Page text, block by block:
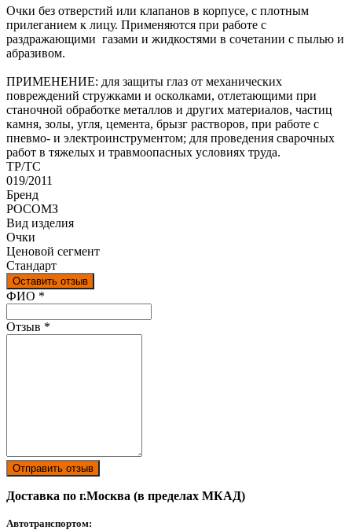
Очки без отверстий или клапанов в корпусе, с плотным
прилеганием к лицу. Применяются при работе с
раздражающими газами и жидкостями в сочетании с пылью и
абразивом.
ПРИМЕНЕНИЕ: для защиты глаз от механических
повреждений стружками и осколками, отлетающими при
станочной обработке металлов и других материалов, частиц
камня, золы, угля, цемента, брызг растворов, при работе с
пневмо- и электроинструментом; для проведения сварочных
работ в тяжелых и травмоопасных условиях труда.
ТР/ТС
019/2011
Бренд
РОСОМЗ
Вид изделия
Очки
Ценовой сегмент
Стандарт
Оставить отзыв
Ваш отзыв был отправлен!
ФИО *
Отзыв *
Отправить отзыв
Доставка по г.Москва (в пределах МКАД)
Автотранспортом: